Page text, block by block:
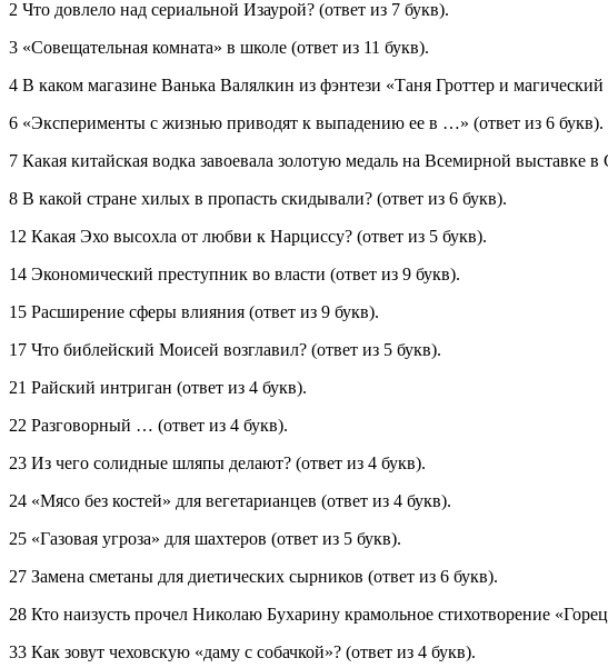
2 Что довлело над сериальной Изаурой? (ответ из 7 букв).
3 «Совещательная комната» в школе (ответ из 11 букв).
4 В каком магазине Ванька Валялкин из фэнтези «Таня Гроттер и магический
6 «Эксперименты с жизнью приводят к выпадению ее в …» (ответ из 6 букв).
7 Какая китайская водка завоевала золотую медаль на Всемирной выставке
8 В какой стране хилых в пропасть скидывали? (ответ из 6 букв).
12 Какая Эхо высохла от любви к Нарциссу? (ответ из 5 букв).
14 Экономический преступник во власти (ответ из 9 букв).
15 Расширение сферы влияния (ответ из 9 букв).
17 Что библейский Моисей возглавил? (ответ из 5 букв).
21 Райский интриган (ответ из 4 букв).
22 Разговорный … (ответ из 4 букв).
23 Из чего солидные шляпы делают? (ответ из 4 букв).
24 «Мясо без костей» для вегетарианцев (ответ из 4 букв).
25 «Газовая угроза» для шахтеров (ответ из 5 букв).
27 Замена сметаны для диетических сырников (ответ из 6 букв).
28 Кто наизусть прочел Николаю Бухарину крамольное стихотворение
33 Как зовут чеховскую «даму с собачкой»? (ответ из 4 букв).